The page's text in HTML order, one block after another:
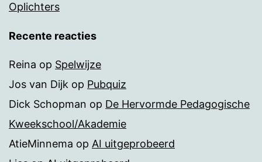
Oplichters
Recente reacties
Reina op Spelwijze
Jos van Dijk op Pubquiz
Dick Schopman op De Hervormde Pedagogische
Kweekschool/Akademie
AtieMinnema op AI uitgeprobeerd